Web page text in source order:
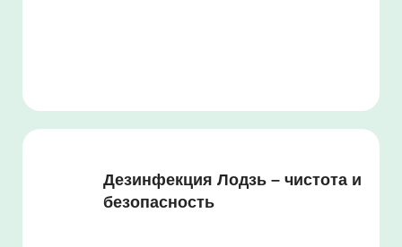
Дезинфекция Лодзь – чистота и
безопасность